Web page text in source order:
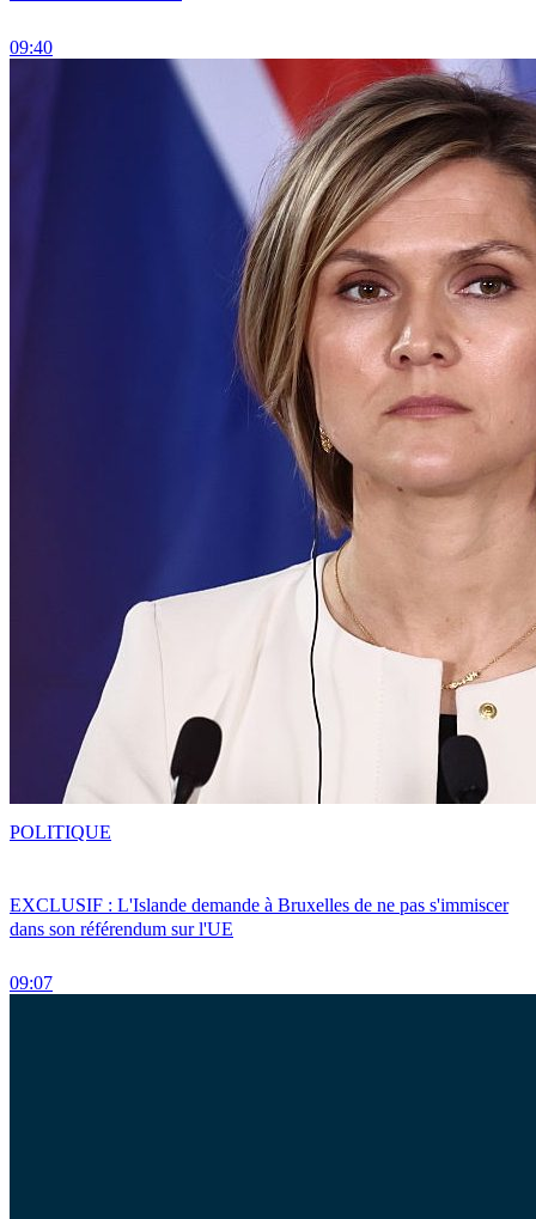
09:40
EXCLUSIF : L'Islande demande à Bruxelles de ne pas s'immiscer
dans son référendum sur l'UE
09:07
POLITIQUE